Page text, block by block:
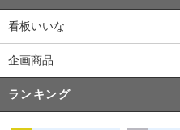
看板いいな
企画商品
ランキング